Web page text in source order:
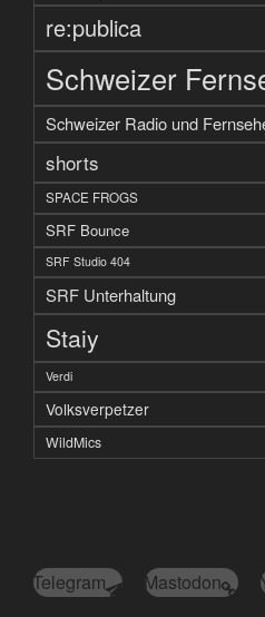
re:publica
Schweizer
Schweizer Radio und
shorts
SPACE FROGS
SRF Bounce
SRF Studio 404
SRF Unterhaltung
Staiy
Verdi
Volksverpetzer
WildMics
Telegram Mastodon